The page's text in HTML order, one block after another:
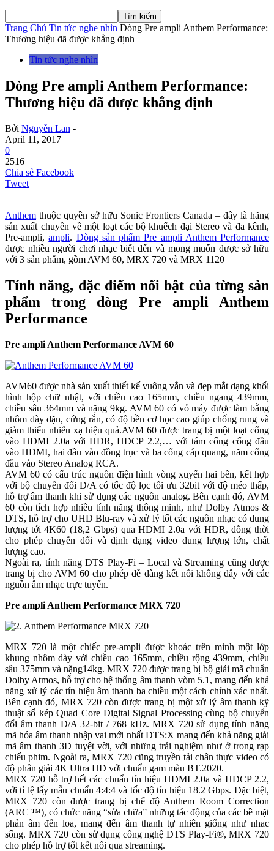
Trang Chủ Tin tức nghe nhìn Dòng Pre ampli Anthem Performance:
Thương hiệu đã được khẳng định
Tin tức nghe nhìn
Dòng Pre ampli Anthem Performance:
Thương hiệu đã được khẳng định
Bởi Nguyễn Lan -
April 11, 2017
0
2516
Chia sẻ Facebook
Tweet
Anthem thuộc quyền sở hữu Sonic Frontiers Canada – đây là hãng
sản xuất chuyên về một loạt các bộ khuếch đại Stereo và đa kênh,
Pre-ampli,ampli. Dòng sản phẩm Pre ampli Anthem Performance
được nhiều người chơi nhạc biết đến và mong muốn được sở hữu
với 3 sản phẩm, gồm AVM 60, MRX 720 và MRX 1120
Tính năng, đặc điểm nổi bật của từng sản
phẩm trong dòng Pre ampli Anthem
Performance
Pre ampli Anthem Performance AVM 60
AVM60 được nhà sản xuất thiết kế vuông vắn và đẹp mắt dạng khối
hình hộp chữ nhật, với chiều cao 165mm, chiều ngang 439mm,
chiều sâu 364mm và nặng 9kg. AVM 60 có vỏ máy được làm bằng
nhôm dày dặn, cứng rắn, có độ bền cơ học cao giúp chống rung và
giảm thiểu nhiễu xạ hiệu quả.AVM 60 được trang bị một loạt cổng
vào HDMI 2.0a với HDR, HDCP 2.2,… với tám cổng cổng đầu
vào HDMI, hai đầu vào đồng trục và ba cổng cáp quang, năm cổng
đầu vảo Stereo Analog RCA.
AVM 60 có cấu trúc nguồn điện hình vòng xuyến hai bên, kết hợp
với bộ chuyển đổi D/A có tốc độ lọc tối ưu 32bit với độ méo thấp,
hỗ trợ âm thanh khi sử dụng các nguồn analog. Bên cạnh đó, AVM
60 còn tích hợp nhiều tính năng thông minh, như Dolby Atmos &
DTS, hỗ trợ cho UHD Blu-ray và xử lý tốt các nguồn nhạc có dung
lượng tới 4K60 (18,2 Gbps) qua HDMI 2.0a với HDR, đồng thời
cho phép chuyển đổi và định dạng video dung lượng lớn, chất
lượng cao.
Ngoài ra, tính năng DTS Play-Fi – Local và Streaming cũng được
trang bị cho AVM 60 cho phép dễ dàng kết nối không dây với các
nguồn âm nhạc trực tuyến.
Pre ampli Anthem Performance MRX 720
MRX 720 là một chiếc pre-ampli được khoác trên mình một lớp
khung nhôm dày với chiều cao 165mm, chiều rộng 439mm, chiều
sâu 375mm và nặng14kg. MRX 720 được trang bị bộ giải mã chuẩn
Dolby Atmos, hỗ trợ cho hệ thống âm thanh vòm 5.1, mang đến khả
năng xử lý các tín hiệu âm thanh ba chiều một cách chính xác nhất.
Bên cạnh đó, MRX 720 còn được trang bị một xử lý âm thanh kỹ
thuật số kép Quad Core Digital Signal Processing cùng bộ chuyển
đổi âm thanh D/A 32-bit / 768 kHz. MRX 720 sử dụng tính năng
mã hóa âm thanh nhập vai mới nhất DTS:X mang đến khả năng giải
mã âm thanh 3D tuyệt vời, với những trải nghiệm như ở trong rạp
chiếu phim. Ngoài ra, MRX 720 cũng truyền tải chân thực video có
độ phân giải 4K Ultra HD với chuẩn gam màu BT.2020.
MRX 720 hỗ trợ hết các chuẩn tín hiệu HDMI 2.0a và HDCP 2.2,
với tỉ lệ lấy mẫu chuẩn 4:4:4 và tốc độ tín hiệu 18.2 Gbps. Đặc biệt,
MRX 720 còn được trang bị chế độ Anthem Room Correction
(ARC ™), có chức năng “sửa chữa” những tác động của các bề mặt
phản âm đến loa, mang đến âm thanh tự nhiên giống như nhac
sống. MRX 720 còn sử dụng công nghệ DTS Play-Fi®, MRX 720
cho phép hỗ trợ tốt kết nối qua streaming.